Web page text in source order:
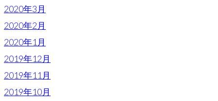
2020年3月
2020年2月
2020年1月
2019年12月
2019年11月
2019年10月